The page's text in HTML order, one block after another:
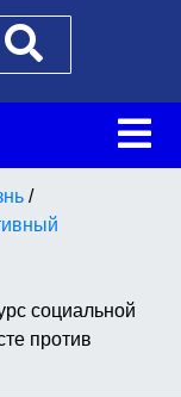
/
социальной
против